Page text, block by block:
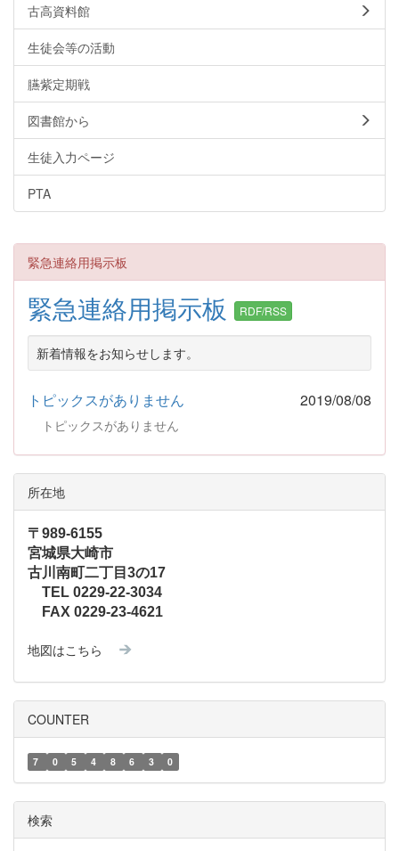
古高資料館
生徒会等の活動
臙紫定期戦
図書館から
生徒入力ページ
PTA
緊急連絡用掲示板
緊急連絡用掲示板 RDF/RSS
新着情報をお知らせします。
トピックスがありません 2019/08/08
トピックスがありません
所在地
〒989-6155
宮城県大崎市
古川南町二丁目3の17
TEL 0229-22-3034
FAX 0229-23-4621
地図はこちら
COUNTER
7 0 5 4 8 6 3 0
検索